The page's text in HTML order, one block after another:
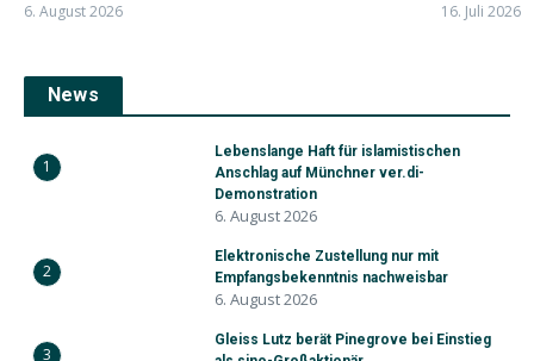
6. August 2026 16. Juli 2026
News
1
Lebenslange Haft für islamistischen
Anschlag auf Münchner ver.di-
Demonstration
6. August 2026
2
Elektronische Zustellung nur mit
Empfangsbekenntnis nachweisbar
6. August 2026
3
Gleiss Lutz berät Pinegrove bei Einstieg